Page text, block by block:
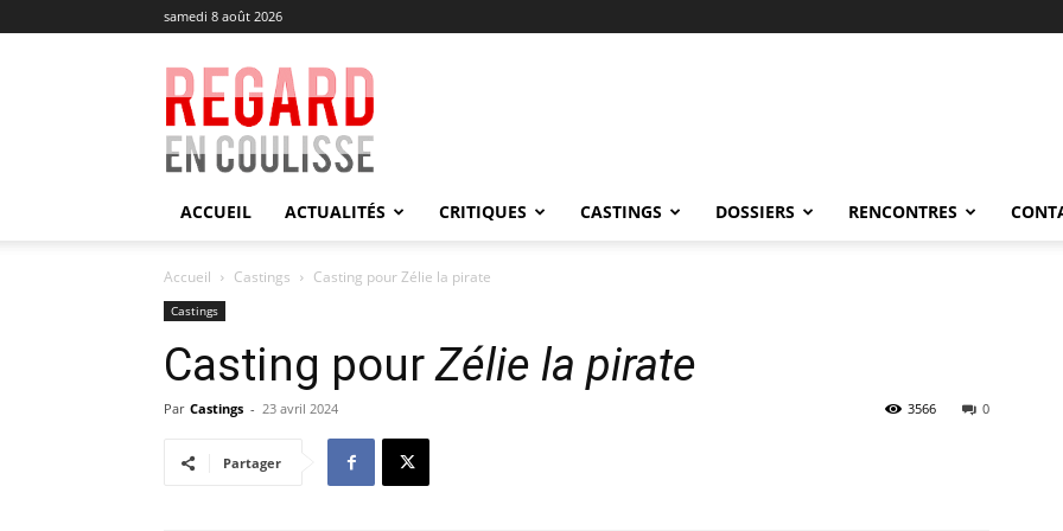
samedi 8 août 2026
Regard
en
Coulisse
ACCUEIL ACTUALITÉS CRITIQUES CASTINGS DOSSIERS RENCONTRES
Accueil Castings Casting pour Zélie la pirate
Castings
Casting pourZélie la pirate
Par Castings - 23 avril 2024 0
3566
Partager